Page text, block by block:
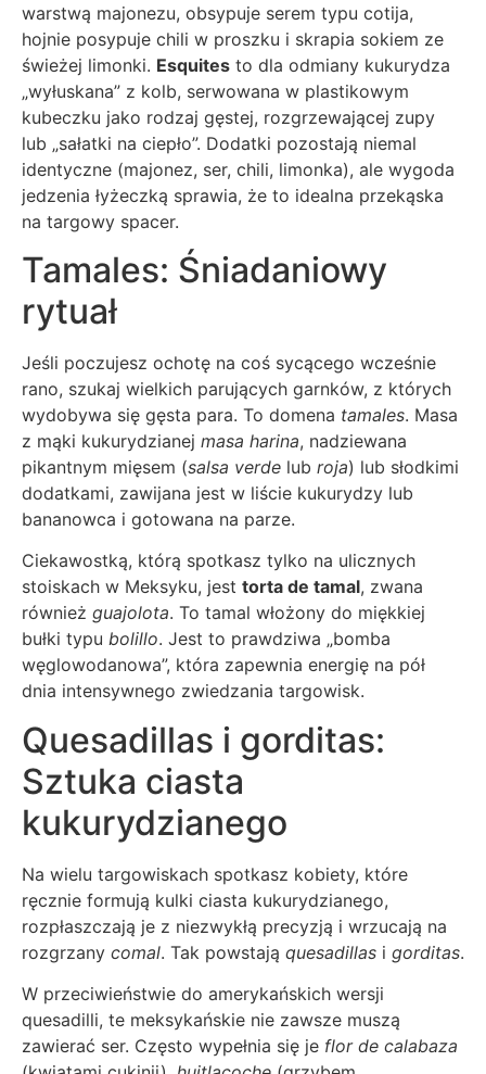
warstwą majonezu, obsypuje serem typu cotija,
hojnie posypuje chili w proszku i skrapia sokiem ze
świeżej limonki. Esquites to dla odmiany kukurydza
„wyłuskana” z kolb, serwowana w plastikowym
kubeczku jako rodzaj gęstej, rozgrzewającej zupy
lub „sałatki na ciepło”. Dodatki pozostają niemal
identyczne (majonez, ser, chili, limonka), ale wygoda
jedzenia łyżeczką sprawia, że to idealna przekąska
na targowy spacer.
Tamales: Śniadaniowy
rytuał
Jeśli poczujesz ochotę na coś sycącego wcześnie
rano, szukaj wielkich parujących garnków, z których
wydobywa się gęsta para. To domena tamales. Masa
z mąki kukurydzianej masa harina, nadziewana
pikantnym mięsem (salsa verde lub roja) lub słodkimi
dodatkami, zawijana jest w liście kukurydzy lub
bananowca i gotowana na parze.
Ciekawostką, którą spotkasz tylko na ulicznych
stoiskach w Meksyku, jest torta de tamal, zwana
również guajolota. To tamal włożony do miękkiej
bułki typu bolillo. Jest to prawdziwa „bomba
węglowodanowa”, która zapewnia energię na pół
dnia intensywnego zwiedzania targowisk.
Quesadillas i gorditas:
Sztuka ciasta
kukurydzianego
Na wielu targowiskach spotkasz kobiety, które
ręcznie formują kulki ciasta kukurydzianego,
rozpłaszczają je z niezwykłą precyzją i wrzucają na
rozgrzany comal. Tak powstają quesadillas i gorditas.
W przeciwieństwie do amerykańskich wersji
quesadilli, te meksykańskie nie zawsze muszą
zawierać ser. Często wypełnia się je flor de calabaza